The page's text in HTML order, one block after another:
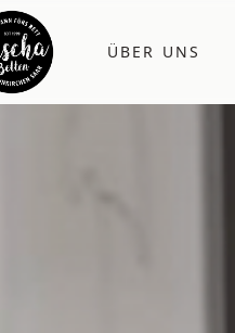
ÜBER UNS